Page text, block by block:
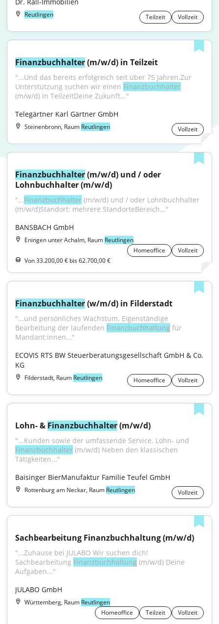
Reutlingen Teilzeit Vollzeit
Finanzbuchhalter (m/w/d) in Teilzeit
"...Und das bereits erfolgreich seit über 75 Jahren.Zur
Unterstützung suchen wir einen Finanzbuchhalter
(m/w/d) in TeilzeitDeine Zukunft..."
Telegärtner Karl Gärtner GmbH
Steinenbronn, Raum Reutlingen Vollzeit
Finanzbuchhalter (m/w/d) und / oder
Lohnbuchhalter (m/w/d)
"...Finanzbuchhalter (m/w/d) und / oder Lohnbuchhalter
(m/w/d)Standort: mehrere StandorteBereich..."
BANSBACH GmbH
Eningen unter Achalm, Raum Reutlingen
Homeoffice
Vollzeit
Von 33.200,00 € bis 62.700,00 €
Finanzbuchhalter (w/m/d) in Filderstadt
"...und persönliches Wachstum. Eigenständige
Bearbeitung der laufenden Finanzbuchhaltung für
Mandant:innen..."
ECOVIS RTS BW Steuerberatungsgesellschaft GmbH & Co.
KG
Filderstadt, Raum Reutlingen Homeoffice Vollzeit
Lohn- & Finanzbuchhalter (m/w/d)
Finanzbuchhalter (m/w/d) Neben den klassischen
Tätigkeiten..."
Baisinger BierManufaktur Familie Teufel GmbH
Rottenburg am Neckar, Raum Reutlingen Vollzeit
Sachbearbeitung Finanzbuchhaltung (m/w/d)
"...Zuhause bei JULABO Wir suchen dich!
Sachbearbeitung Finanzbuchhaltung (m/w/d) Deine
Aufgaben..."
JULABO GmbH
Württemberg, Raum Reutlingen
Homeoffice
Teilzeit Vollzeit